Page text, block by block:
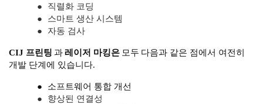
●
직렬화 코딩
●
스마트 생산 시스템
●
자동 검사
CIJ 프린팅 과레이저 마킹은 모두 다음과 같은 점에서 여전히
개발 단계에 있습니다.
●
소프트웨어 통합 개선
●
향상된 연결성